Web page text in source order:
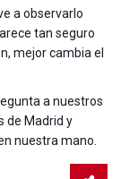
a observarlo
tan seguro
mejor cambia el
a nuestros
de Madrid y
nuestra mano.